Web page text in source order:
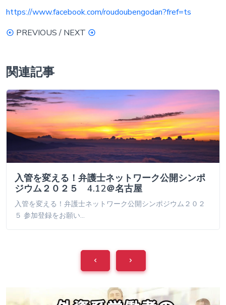
https://www.facebook.com/roudoubengodan?fref=ts
PREVIOUS / NEXT
関連記事
入管を変える！弁護士ネットワーク公開シンポ
ジウム２０２５ 4.12＠名古屋
入管を変える！弁護士ネットワーク公開シンポジウム２０２
５ 参加登録をお願い…